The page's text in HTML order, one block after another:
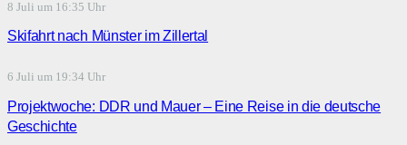
8 Juli um 16:35 Uhr
Skifahrt nach Münster im Zillertal
6 Juli um 19:34 Uhr
Projektwoche: DDR und Mauer – Eine Reise in die deutsche
Geschichte